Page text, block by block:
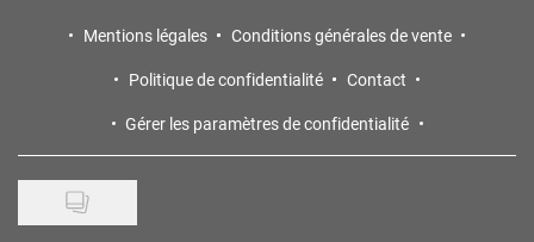
Mentions légales
Conditions générales de vente
Politique de confidentialité
Contact
Gérer les paramètres de confidentialité